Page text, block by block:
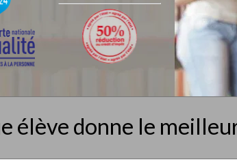
élève donne le